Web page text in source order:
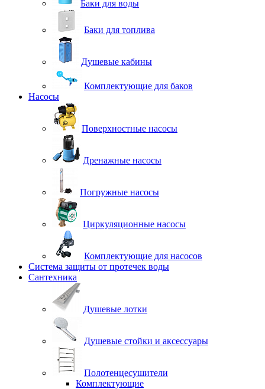
Баки для воды
Баки для топлива
Душевые кабины
Комплектующие для баков
Насосы
Поверхностные насосы
Дренажные насосы
Погружные насосы
Циркуляционные насосы
Комплектующие для насосов
Система защиты от протечек воды
Сантехника
Душевые лотки
Душевые стойки и аксессуары
Полотенцесушители
Комплектующие